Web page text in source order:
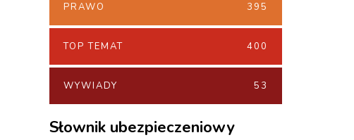
PRAWO 395
TOP TEMAT 400
WYWIADY 53
Słownik ubezpieczeniowy